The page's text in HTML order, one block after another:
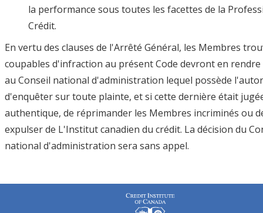
la performance sous toutes les facettes de la
Crédit.
En vertu des clauses de l'Arrêté Général, les Membres
coupables d'infraction au présent Code devront en
au Conseil national d'administration lequel possède
d'enquêter sur toute plainte, et si cette dernière était
authentique, de réprimander les Membres incriminés ou
expulser de L'Institut canadien du crédit. La décision du
national d'administration sera sans appel.